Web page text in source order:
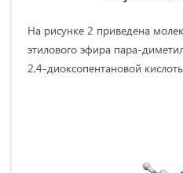
На рисунке 2 приведена
этилового эфира пара-
2,4-диоксопентановой